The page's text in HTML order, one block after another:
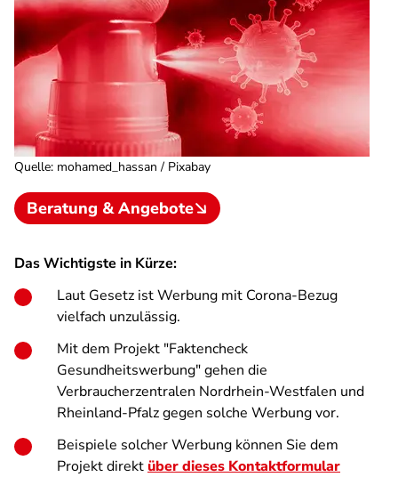
Quelle: mohamed_hassan / Pixabay
Beratung & Angebote
Das Wichtigste in Kürze:
Laut Gesetz ist Werbung mit Corona-Bezug
vielfach unzulässig.
Mit dem Projekt "Faktencheck
Gesundheitswerbung" gehen die
Verbraucherzentralen Nordrhein-Westfalen und
Rheinland-Pfalz gegen solche Werbung vor.
Beispiele solcher Werbung können Sie dem
Projekt direktüber dieses Kontaktformular